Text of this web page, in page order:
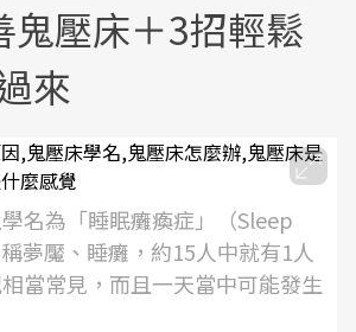
鬼壓床＋3招輕鬆
來
名為「睡眠癱瘓症」（Sleep
夢魘、睡癱，約15人中就有1人
當常見，而且一天當中可能發生